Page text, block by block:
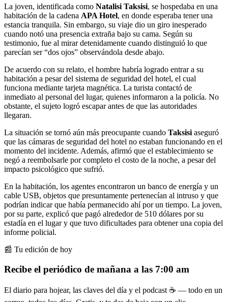
La joven, identificada como Natalisi Taksisi, se hospedaba en una
habitación de la cadena APA Hotel, en donde esperaba tener una
estancia tranquila. Sin embargo, su viaje dio un giro inesperado
cuando notó una presencia extraña bajo su cama. Según su
testimonio, fue al mirar detenidamente cuando distinguió lo que
parecían ser “dos ojos” observándola desde abajo.
De acuerdo con su relato, el hombre habría logrado entrar a su
habitación a pesar del sistema de seguridad del hotel, el cual
funciona mediante tarjeta magnética. La turista contactó de
inmediato al personal del lugar, quienes informaron a la policía. No
obstante, el sujeto logró escapar antes de que las autoridades
llegaran.
La situación se tornó aún más preocupante cuando Taksisi aseguró
que las cámaras de seguridad del hotel no estaban funcionando en el
momento del incidente. Además, afirmó que el establecimiento se
negó a reembolsarle por completo el costo de la noche, a pesar del
impacto psicológico que sufrió.
En la habitación, los agentes encontraron un banco de energía y un
cable USB, objetos que presuntamente pertenecían al intruso y que
podrían indicar que había permanecido ahí por un tiempo. La joven,
por su parte, explicó que pagó alrededor de 510 dólares por su
estadía en el lugar y que tuvo dificultades para obtener una copia del
informe policial.
📰 Tu edición de hoy
Recibe el periódico de mañana a las 7:00 am
El diario para hojear, las claves del día y el podcast ☕ — todo en un